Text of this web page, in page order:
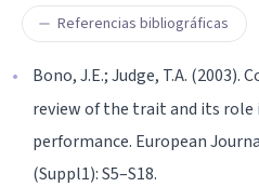
Referencias bibliográficas
Bono, J.E.; Judge, T.A. (2003).
review of the trait and its
performance. European
(Suppl1): S5–S18.